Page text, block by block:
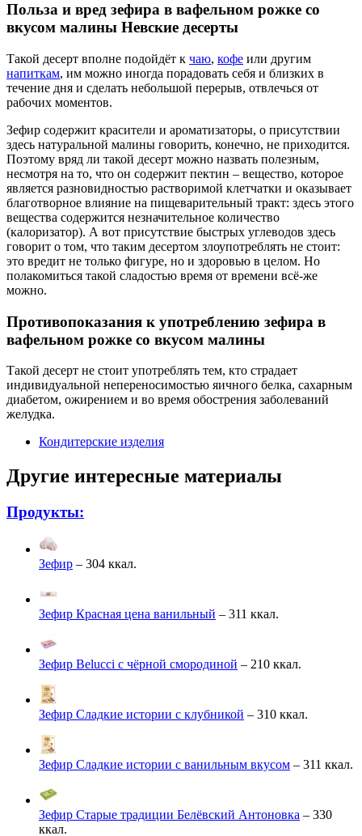
Польза и вред зефира в вафельном рожке со
вкусом малины Невские десерты
Такой десерт вполне подойдёт к чаю, кофе или другим
напиткам, им можно иногда порадовать себя и близких в
течение дня и сделать небольшой перерыв, отвлечься от
рабочих моментов.
Зефир содержит красители и ароматизаторы, о присутствии
здесь натуральной малины говорить, конечно, не приходится.
Поэтому вряд ли такой десерт можно назвать полезным,
несмотря на то, что он содержит пектин – вещество, которое
является разновидностью растворимой клетчатки и оказывает
благотворное влияние на пищеварительный тракт: здесь этого
вещества содержится незначительное количество
(калоризатор). А вот присутствие быстрых углеводов здесь
говорит о том, что таким десертом злоупотреблять не стоит:
это вредит не только фигуре, но и здоровью в целом. Но
полакомиться такой сладостью время от времени всё-же
можно.
Противопоказания к употреблению зефира в
вафельном рожке со вкусом малины
Такой десерт не стоит употреблять тем, кто страдает
индивидуальной непереносимостью яичного белка, сахарным
диабетом, ожирением и во время обострения заболеваний
желудка.
Кондитерские изделия
Другие интересные материалы
Продукты:
Зефир – 304 ккал.
Зефир Красная цена ванильный – 311 ккал.
Зефир Belucci с чёрной смородиной – 210 ккал.
Зефир Сладкие истории с клубникой – 310 ккал.
Зефир Сладкие истории с ванильным вкусом – 311 ккал.
Зефир Старые традиции Белёвский Антоновка – 330
ккал.